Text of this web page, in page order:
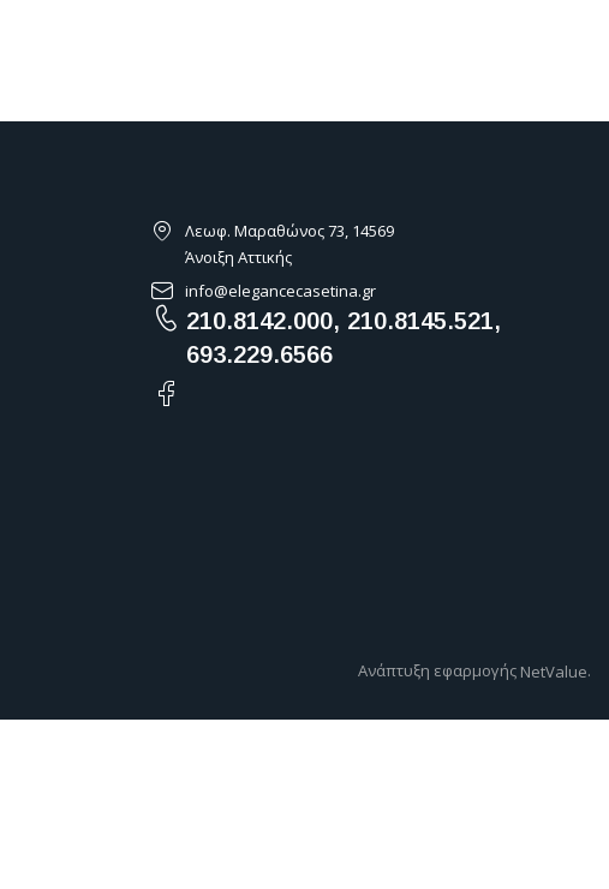
Λεωφ. Μαραθώνος 73, 14569
Άνοιξη Αττικής
info@elegancecasetina.gr
210.8142.000, 210.8145.521,
693.229.6566
Ανάπτυξη εφαρμογής NetValue.